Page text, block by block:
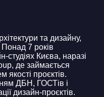
та дизайну,
7 років
студіях Києва, наразі
де займається
якості проєктів.
ДБН, ГОСТів і
дизайн-проєктів.